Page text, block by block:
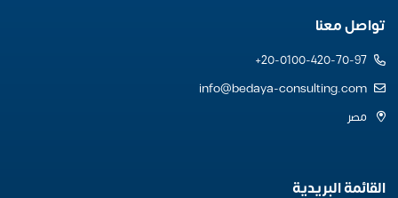
تواصل معنا
20-0100-420-70-97+
info@bedaya-consulting.com
مصر
القائمة البريدية